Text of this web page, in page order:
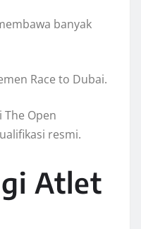
banyak
Race to Dubai.
Open
resmi.
Atlet